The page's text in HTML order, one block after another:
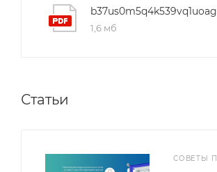
1,6 мб
Статьи
СОВЕТЫ